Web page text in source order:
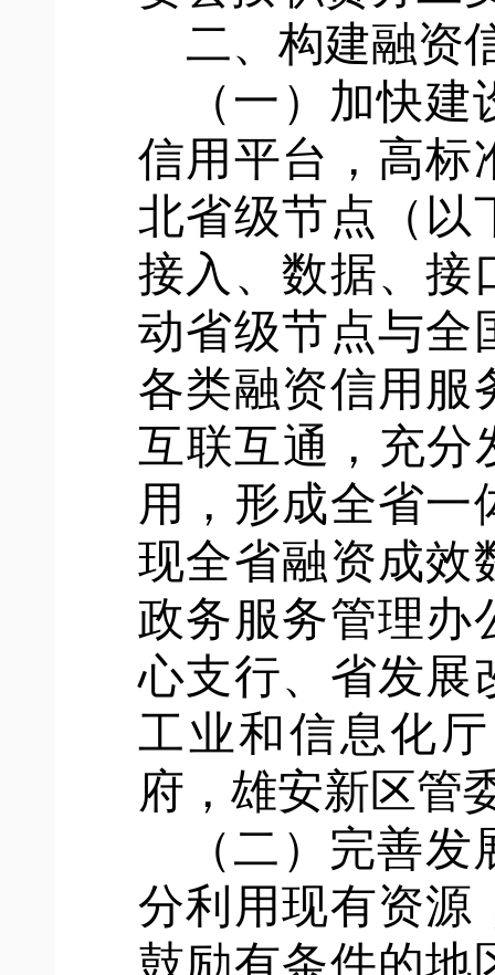
二、构建融资
（一）加快
信用平台，高标
北省级节点（以
接入、数据、接
动省级节点与全
各类融资信用服
互联互通，充分
用，形成全省一
现全省融资成效
政务服务管理办
心支行、省发展
工业和信息化
府，雄安新区管
（二）完善
分利用现有资源
鼓励有条件的地